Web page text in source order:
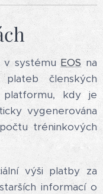
v systému EOS na
členských
kdy je
vygenerována
tréninkových
výši platby za
informací o